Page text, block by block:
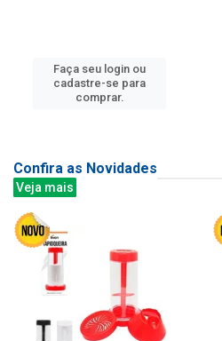
Faça seu login ou
cadastre-se para
comprar.
Confira as Novidades
Veja mais